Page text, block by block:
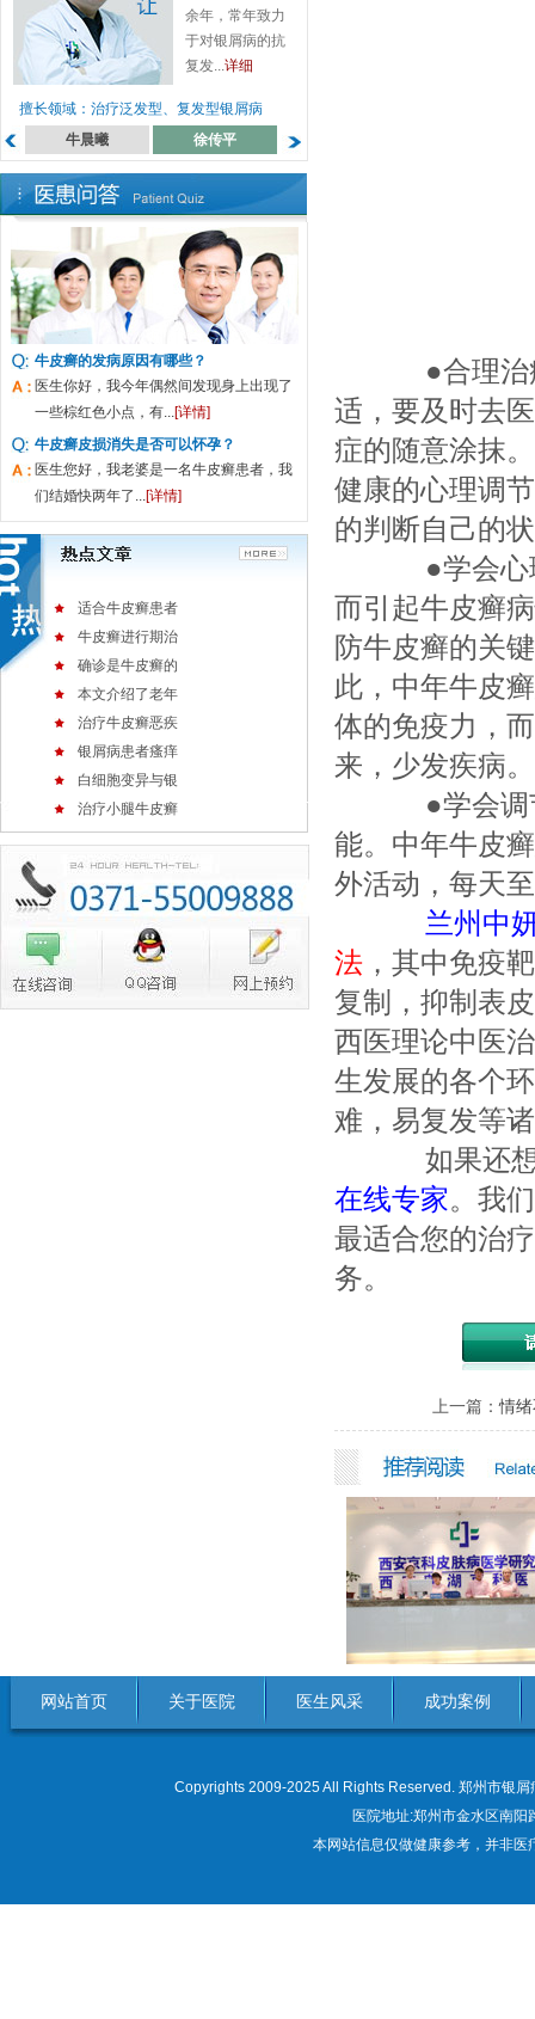
余年，常年致力
于对银屑病的抗
复发...详细
擅长领域：治疗泛发型、复发型银屑病
牛晨曦
徐传平
牛皮癣的发病原因有哪些？
医生你好，我今年偶然间发现身上出现了
一些棕红色小点，有...[详情]
牛皮癣皮损消失是否可以怀孕？
医生您好，我老婆是一名牛皮癣患者，我
们结婚快两年了...[详情]
适合牛皮癣患者
牛皮癣进行期治
确诊是牛皮癣的
本文介绍了老年
治疗牛皮癣恶疾
银屑病患者瘙痒
白细胞变异与银
治疗小腿牛皮癣
●合理治疗
适，要及时去
症的随意涂抹
健康的心理调
的判断自己的
●学会心理
而引起牛皮癣
防牛皮癣的关
此，中年牛皮
体的免疫力，
来，少发疾病。
●学会调节
能。中年牛皮
外活动，每天
兰州中
法 ，其中免疫
复制，抑制表
西医理论中医
生发展的各个
难，易复发等
如果还想
在线专家。我
最适合您的治
务。
上一篇：情
网站首页 关于医院 医生风采 成功案例
Copyrights 2009-2025 All Rights Reserved. 郑州市银
医院地址:郑州市金水区南
本网站信息仅做健康参考，并非